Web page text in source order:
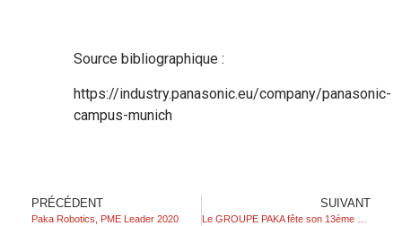
Source bibliographique :
https://industry.panasonic.eu/company/panasonic-
campus-munich
PRÉCÉDENT
Paka Robotics, PME Leader 2020
SUIVANT